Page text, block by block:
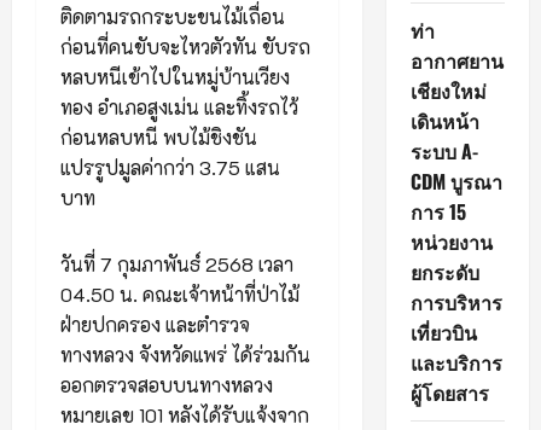
ติดตามรถกระบะขนไม้เถื่อน
ก่อนที่คนขับจะไหวตัวทัน ขับรถ
หลบหนีเข้าไปในหมู่บ้านเวียง
ทอง อำเภอสูงเม่น และทิ้งรถไว้
ก่อนหลบหนี พบไม้ชิงชัน
แปรรูปมูลค่ากว่า 3.75 แสน
บาท
วันที่ 7 กุมภาพันธ์ 2568 เวลา
04.50 น. คณะเจ้าหน้าที่ป่าไม้
ฝ่ายปกครอง และตำรวจ
ทางหลวง จังหวัดแพร่ ได้ร่วมกัน
ออกตรวจสอบบนทางหลวง
หมายเลข 101 หลังได้รับแจ้งจาก
ท่า
อากาศยาน
เชียงใหม่
เดินหน้า
ระบบ A-
CDM บูรณา
การ 15
หน่วยงาน
ยกระดับ
การบริหาร
เที่ยวบิน
และบริการ
ผู้โดยสาร